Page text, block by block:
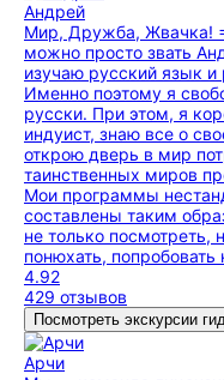
Андрей
Мир, Дружба, Жвачка!
можно просто звать
изучаю русский язык и
Именно поэтому я
русски. При этом, я
индуист, знаю все о
открою дверь в мир
таинственных миров
Мои программы
составлены таким
не только посмотреть,
понюхать, попробовать
4.92
429 отзывов
Посмотреть экскурсии
Арчи